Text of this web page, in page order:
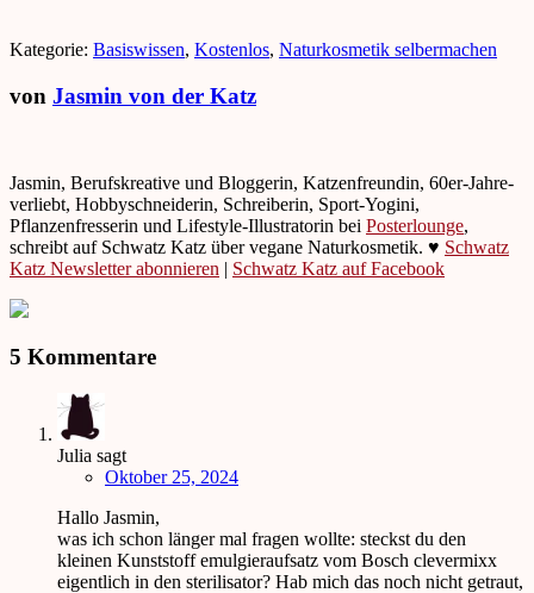
Kategorie: Basiswissen, Kostenlos, Naturkosmetik selbermachen
von Jasmin von der Katz
Jasmin, Berufskreative und Bloggerin, Katzenfreundin, 60er-Jahre-
verliebt, Hobbyschneiderin, Schreiberin, Sport-Yogini,
Pflanzenfresserin und Lifestyle-Illustratorin bei Posterlounge,
schreibt auf Schwatz Katz über vegane Naturkosmetik. ♥ Schwatz
Katz Newsletter abonnieren | Schwatz Katz auf Facebook
5 Kommentare
Julia sagt
Oktober 25, 2024
Hallo Jasmin,
was ich schon länger mal fragen wollte: steckst du den
kleinen Kunststoff emulgieraufsatz vom Bosch clevermixx
eigentlich in den sterilisator? Hab mich das noch nicht getraut,